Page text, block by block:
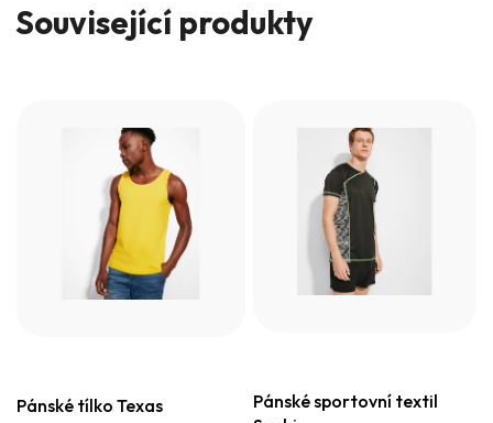
Související produkty
Pánské tílko Texas
Pánské sportovní textil